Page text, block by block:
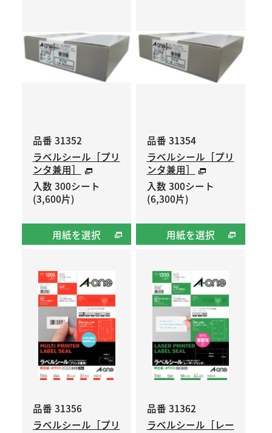
品番 31352
ラベルシール［プリ
ンタ兼用］
入数 300シート
(3,600片)
用紙を選択
品番 31354
ラベルシール［プリ
ンタ兼用］
入数 300シート
(6,300片)
用紙を選択
品番 31356
ラベルシール［プリ
品番 31362
ラベルシール［レー